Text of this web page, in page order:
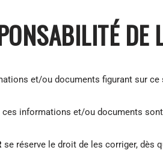
DE
et/ou documents figurant sur
informations et/ou documents
se réserve le droit de les corriger, dès